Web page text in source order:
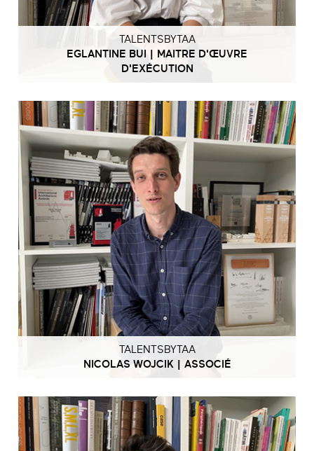
TALENTSBYTAA
EGLANTINE BUI | MAITRE D'ŒUVRE
D'EXÉCUTION
TALENTSBYTAA
NICOLAS WOJCIK | ASSOCIÉ